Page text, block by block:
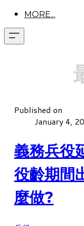
MORE...
Published on
January 4,
義務兵役
役齡期間
麼做?